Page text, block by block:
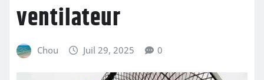
ventilateur
Chou Juil 29, 2025 0